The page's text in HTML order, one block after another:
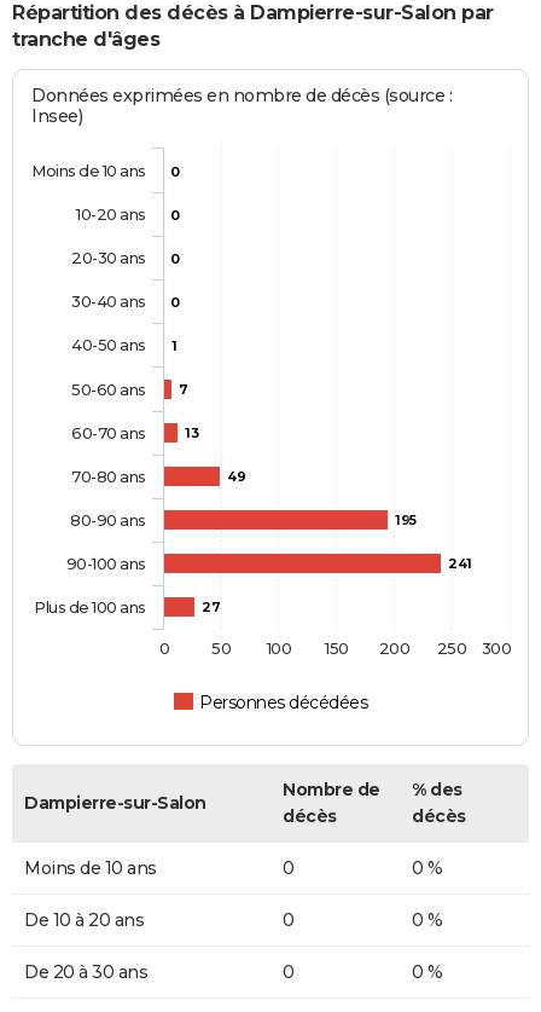
Répartition des décès à Dampierre-sur-Salon par
tranche d'âges
Données exprimées en nombre de décès (source :
Insee)
0
0
0
0
1
7
13
49
195
241
27
Personnes décédées
Moins de 10 ans
10-20 ans
20-30 ans
30-40 ans
40-50 ans
50-60 ans
60-70 ans
70-80 ans
80-90 ans
90-100 ans
Plus de 100 ans
0 50 100 150 200 250 300
Dampierre-sur-Salon
Nombre de
décès
% des
décès
Moins de 10 ans 0 0 %
De 10 à 20 ans 0 0 %
De 20 à 30 ans 0 0 %